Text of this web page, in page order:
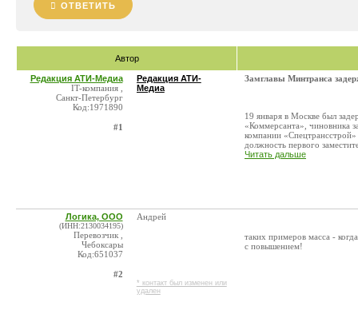
ОТВЕТИТЬ
Автор
Редакция АТИ-Медиа
IT-компания ,
Санкт-Петербург
Код:1971890
#1
Редакция АТИ-
Медиа
Замглавы Минтранса
19 января в Москве был
«Коммерсанта», чиновника
компании
должность первого
Читать дальше
Логика, ООО
(ИНН:2130034195)
Перевозчик ,
Чебоксары
Код:651037
#2
Андрей
* контакт был изменен или
удален
таких примеров масса -
с повышением!